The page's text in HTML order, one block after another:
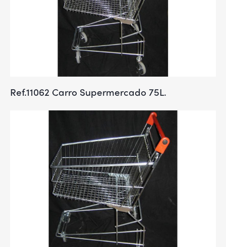
Ref.11062 Carro Supermercado 75L.